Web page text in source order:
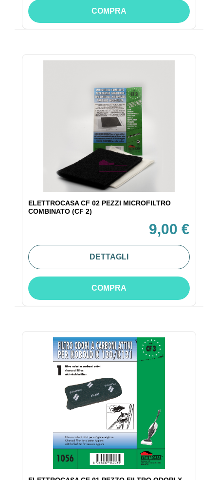
COMPRA
ELETTROCASA CF 02 PEZZI MICROFILTRO
COMBINATO (CF 2)
9,00 €
DETTAGLI
COMPRA